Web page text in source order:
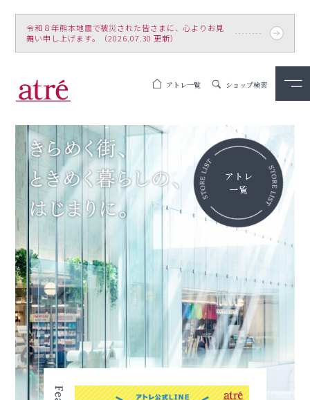
令和８年熊本地震で被災された皆さまに、心よりお見
舞い申し上げます。（2026.07.30 更新）
アトレ一覧 ショップ検索